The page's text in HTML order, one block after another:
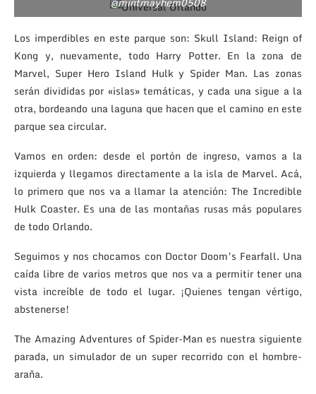
Los imperdibles en este parque son: Skull Island: Reign of
Kong y, nuevamente, todo Harry Potter. En la zona de
Marvel, Super Hero Island Hulk y Spider Man. Las zonas
serán divididas por «islas» temáticas, y cada una sigue a la
otra, bordeando una laguna que hacen que el camino en este
parque sea circular.
Vamos en orden: desde el portón de ingreso, vamos a la
izquierda y llegamos directamente a la isla de Marvel. Acá,
lo primero que nos va a llamar la atención: The Incredible
Hulk Coaster. Es una de las montañas rusas más populares
de todo Orlando.
Seguimos y nos chocamos con Doctor Doom’s Fearfall. Una
caída libre de varios metros que nos va a permitir tener una
vista increíble de todo el lugar. ¡Quienes tengan vértigo,
abstenerse!
The Amazing Adventures of Spider-Man es nuestra siguiente
parada, un simulador de un super recorrido con el hombre-
araña.